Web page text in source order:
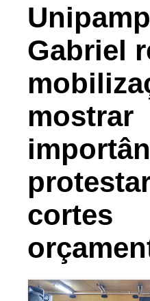
Gabriel
mostrar
cortes